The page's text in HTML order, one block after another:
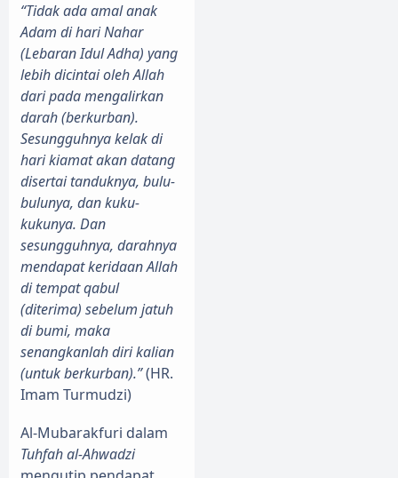
“Tidak ada amal anak
Adam di hari Nahar
(Lebaran Idul Adha) yang
lebih dicintai oleh Allah
dari pada mengalirkan
darah (berkurban).
Sesungguhnya kelak di
hari kiamat akan datang
disertai tanduknya, bulu-
bulunya, dan kuku-
kukunya. Dan
sesungguhnya, darahnya
mendapat keridaan Allah
di tempat qabul
(diterima) sebelum jatuh
di bumi, maka
senangkanlah diri kalian
(untuk berkurban).”(HR.
Imam Turmudzi)
Al-Mubarakfuri dalam
Tuhfah al-Ahwadzi